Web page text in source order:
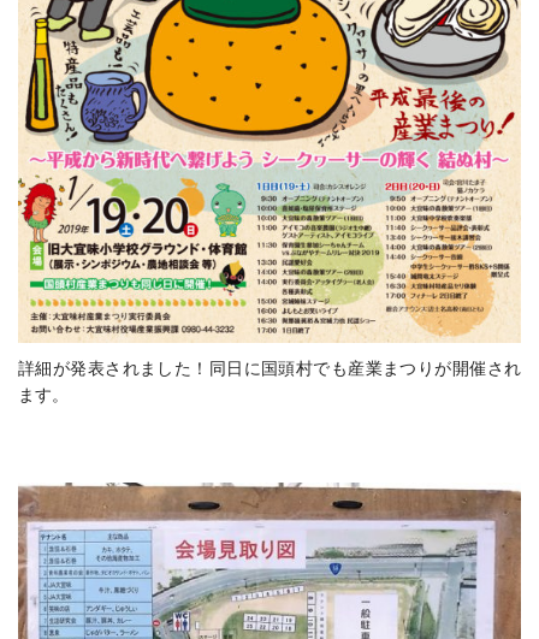
詳細が発表されました！同日に国頭村でも産業まつりが開催され
ます。